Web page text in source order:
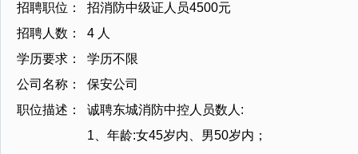
招聘职位：
招消防中级证人员4500元
招聘人数：
4 人
学历要求：
学历不限
公司名称：
保安公司
职位描述：
诚聘东城消防中控人员数人:
1、年龄:女45岁内、男50岁内；